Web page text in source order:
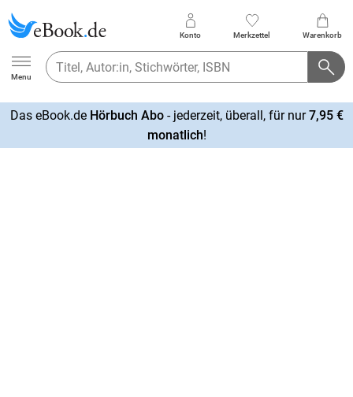
Ebook.de
Menu
Konto Merkzettel Warenkorb
Das eBook.de Hörbuch Abo- jederzeit, überall, für nur7,95 €
monatlich!